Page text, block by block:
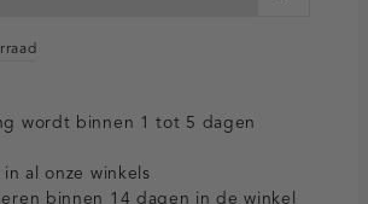
wordt binnen 1 tot 5 dagen
al onze winkels
binnen 14 dagen in de winkel